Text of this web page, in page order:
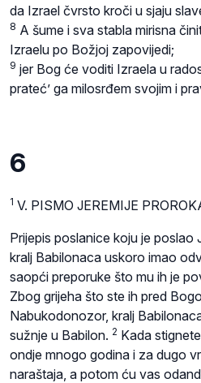
da Izrael čvrsto kroči u sjaju
8 A šume i sva stabla mirisna
Izraelu po Božjoj zapovijedi;
9 jer Bog će voditi Izraela u
prateć’ ga milosrđem svojim i
6
1 V. PISMO JEREMIJE
Prijepis poslanice koju je poslao
kralj Babilonaca uskoro imao
saopći preporuke što mu ih je
Zbog grijeha što ste ih pred
Nabukodonozor, kralj
sužnje u Babilon. 2 Kada
ondje mnogo godina i za dugo
naraštaja, a potom ću vas